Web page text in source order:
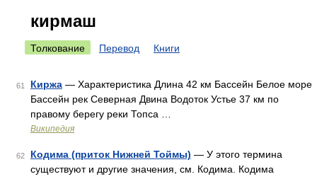
кирмаш
Толкование Перевод Книги
61 Киржа — Характеристика Длина 42 км Бассейн Белое море
Бассейн рек Северная Двина Водоток Устье 37 км по
правому берегу реки Топса …
Википедия
62 Кодима (приток Нижней Тоймы) — У этого термина
существуют и другие значения, см. Кодима. Кодима